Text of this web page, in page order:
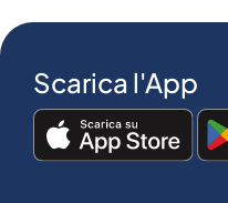
Scarica l'App